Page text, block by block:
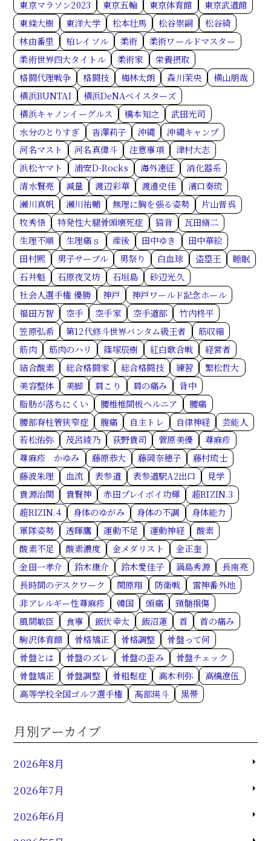
東京マラソン2023
東京五輪 東京体育館
東京武道館
東條大樹
東洋大学 松本壮馬 松谷崇嗣
松谷綺
林由番里
柏レイソル 柔術
柔術ワールドマスター
柔術世界四大タイトル
柔術家
栄養摂取
格闘代理戦争
格闘技 梅林太朗 森川茉央
横山朋哉
横浜BUNTAI
横浜DeNAベイスターズ
横浜キャノンイーグルス
橋本知之
武田光司
水分のとりすぎ
沓澤莉子 沖縄
沖縄キャンプ
河名マスト
河名真偉斗 注意事項
津村大志
浜松ヤマト
浦安D-Rocks 海外遠征
消化器系
清水賢亮
減量 渡辺彩華 渡邉史佳
濱口奏琉
瀬川真帆
瀬川祐輔 無理に胸を張る姿勢
片山晋呉
牧秀悟
特発性大腿骨頭壊死症 猫背
瓦田脩二
生理不順
生理痛ｓ 産後 田中ゆき
田中華絵
田村熙
男子サーブル 男祭り 白血球 盗塁王
睡眠
石井魁
石原夜叉坊 石垣島
砂辺光久
社会人選手権 優勝
神戸
神戸ワールド記念ホール
福田万智
空手 空手家 空手道部
竹内柊平
笠原弘希
第12代修斗世界バンタム級王者
筋収縮
筋肉
筋肉のハリ 篠塚辰樹 紅白歌合戦
経営者
結合酸素
総合格闘家 総合格闘技 練習
繁松哲大
美容整体
美脚 肩こり 肩の痛み
背中
脂肪が落ちにくい
腰椎椎間板ヘルニア
腰痛
腰部脊柱管狭窄症
腹痛 自主トレ 自律神経
芸能人
若松佑弥
茂呂綾乃 荻野貴司 菅原美優
蕁麻疹
蕁麻疹 かゆみ
藤原恭大 藤岡奈穂子
藤村琉士
藤波朱理
血流 表参道 表参道駅A2出口
見学
貴源治関
貴賢神 赤田プレイボイ功輝
超RIZIN.3
超RIZIN.4
身体のゆがみ 身体の不調
身体能力
軍隊姿勢
透暉鷹 運動不足 運動神経
酸素
酸素不足
酸素濃度 金メダリスト
金正奎
金田一孝介
鈴木康介 鈴木愛佳子 鍋島秀源
長南亮
長時間のデスクワーク
関原翔 防衛戦
雷神番外地
非アレルギー性蕁麻疹
韓国 頭痛
頸髄損傷
風間敏臣
食事 飯伏幸太 飯沼蓮 首
首の痛み
駒沢体育館
骨格矯正 骨格調整
骨盤って何
骨盤とは
骨盤のズレ 骨盤の歪み
骨盤チェック
骨盤矯正
骨盤調整 骨粗鬆症 高木利弥
高橋遼伍
高等学校全国ゴルフ選手権
髙部瑛斗 黒帯
月別アーカイブ
2026年8月
2026年7月
2026年6月